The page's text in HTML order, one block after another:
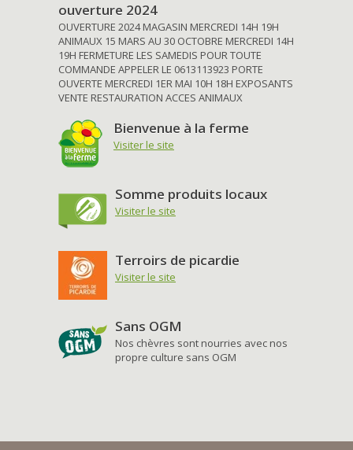
ouverture 2024
OUVERTURE 2024 MAGASIN MERCREDI 14H 19H
ANIMAUX 15 MARS AU 30 OCTOBRE MERCREDI 14H
19H FERMETURE LES SAMEDIS POUR TOUTE
COMMANDE APPELER LE 0613113923 PORTE
OUVERTE MERCREDI 1ER MAI 10H 18H EXPOSANTS
VENTE RESTAURATION ACCES ANIMAUX
Bienvenue à la ferme
Visiter le site
Somme produits locaux
Visiter le site
Terroirs de picardie
Visiter le site
Sans OGM
Nos chèvres sont nourries avec nos
propre culture sans OGM